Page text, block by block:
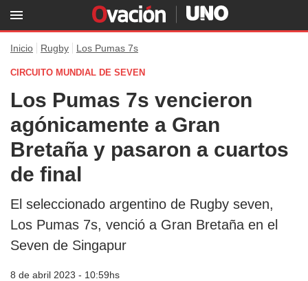
Inicio Rugby Los Pumas 7s
CIRCUITO MUNDIAL DE SEVEN
Los Pumas 7s vencieron
agónicamente a Gran
Bretaña y pasaron a cuartos
de final
El seleccionado argentino de Rugby seven,
Los Pumas 7s, venció a Gran Bretaña en el
Seven de Singapur
8 de abril 2023 - 10:59hs